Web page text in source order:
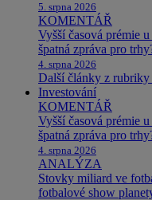
5. srpna 2026
KOMENTÁŘ
Vyšší časová prémie
špatná zpráva pro
4. srpna 2026
Další články z rubriky
Investování
KOMENTÁŘ
Vyšší časová prémie
špatná zpráva pro
4. srpna 2026
ANALÝZA
Stovky miliard ve
fotbalové show